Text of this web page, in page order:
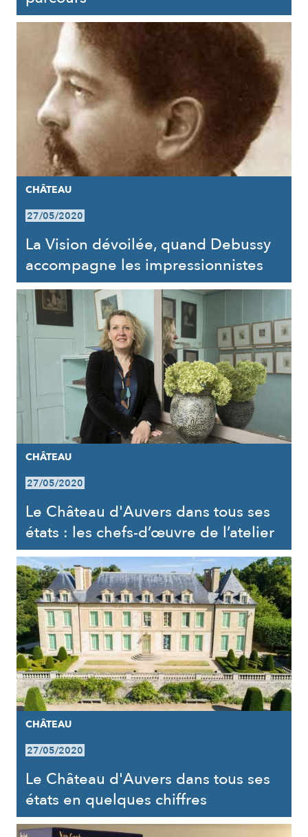
CHÂTEAU
27/05/2020
La Vision dévoilée, quand Debussy
accompagne les impressionnistes
CHÂTEAU
27/05/2020
Le Château d'Auvers dans tous ses
états : les chefs-d’œuvre de l’atelier
CHÂTEAU
27/05/2020
Le Château d'Auvers dans tous ses
états en quelques chiffres